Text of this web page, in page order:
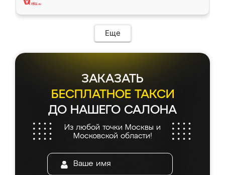
Еще
ЗАКАЗАТЬ
БЕСПЛАТНОЕ ТАКСИ
ДО НАШЕГО САЛОНА
Из любой точки Москвы и
Московской области!